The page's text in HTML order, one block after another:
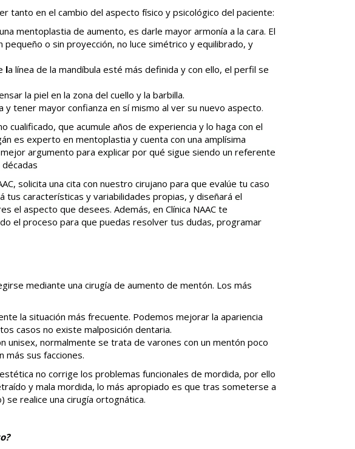
tanto en el cambio del aspecto físico y psicológico del paciente:
mentoplastia de aumento, es darle mayor armonía a la cara. El
o sin proyección, no luce simétrico y equilibrado, y
la línea de la mandíbula esté más definida y con ello, el perfil se
la piel en la zona del cuello y la barbilla.
y tener mayor confianza en sí mismo al ver su nuevo aspecto.
que acumule años de experiencia y lo haga con el
es experto en mentoplastia y cuenta con una amplísima
argumento para explicar por qué sigue siendo un referente
solicita una cita con nuestro cirujano para que evalúe tu caso
características y variabilidades propias, y diseñará el
el aspecto que desees. Además, en Clínica NAAC te
el proceso para que puedas resolver tus dudas, programar
mediante una cirugía de aumento de mentón. Los más
la situación más frecuente. Podemos mejorar la apariencia
casos no existe malposición dentaria.
unisex, normalmente se trata de varones con un mentón poco
más sus facciones.
no corrige los problemas funcionales de mordida, por ello
y mala mordida, lo más apropiado es que tras someterse a
se realice una cirugía ortognática.